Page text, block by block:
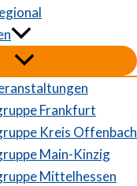
Frankfurt
Kreis Offenbach
Main-Kinzig
Mittelhessen